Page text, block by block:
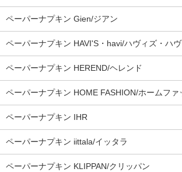
ペーパーナプキン Gien/ジアン
ペーパーナプキン HAVI'S・havi/ハヴィズ・ハヴ
ペーパーナプキン HEREND/ヘレンド
ペーパーナプキン HOME FASHION/ホームファ
ペーパーナプキン IHR
ペーパーナプキン iittala/イッタラ
ペーパーナプキン KLIPPAN/クリッパン